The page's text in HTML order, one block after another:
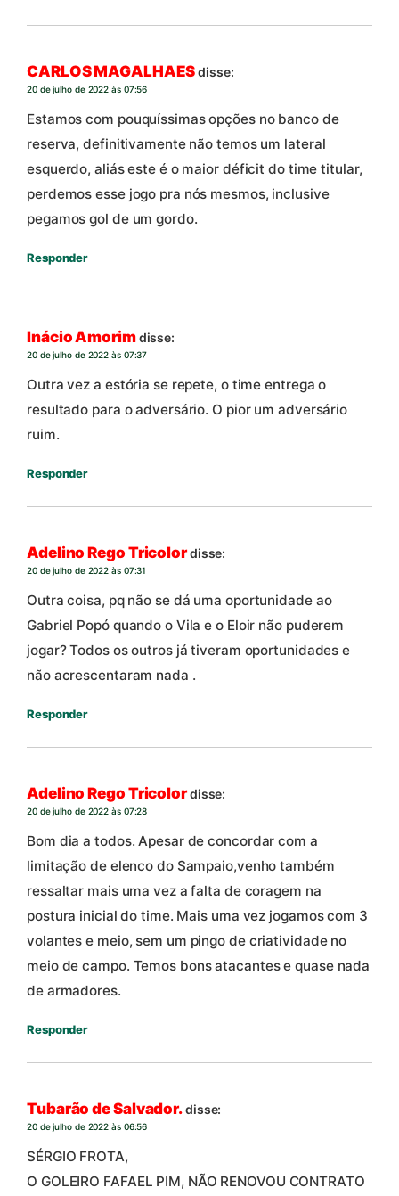
CARLOS MAGALHAESdisse:
20 de julho de 2022 às 07:56
Estamos com pouquíssimas opções no banco de
reserva, definitivamente não temos um lateral
esquerdo, aliás este é o maior déficit do time titular,
perdemos esse jogo pra nós mesmos, inclusive
pegamos gol de um gordo.
Responder
Inácio Amorimdisse:
20 de julho de 2022 às 07:37
Outra vez a estória se repete, o time entrega o
resultado para o adversário. O pior um adversário
ruim.
Responder
Adelino Rego Tricolordisse:
20 de julho de 2022 às 07:31
Outra coisa, pq não se dá uma oportunidade ao
Gabriel Popó quando o Vila e o Eloir não puderem
jogar? Todos os outros já tiveram oportunidades e
não acrescentaram nada .
Responder
Adelino Rego Tricolordisse:
20 de julho de 2022 às 07:28
Bom dia a todos. Apesar de concordar com a
limitação de elenco do Sampaio,venho também
ressaltar mais uma vez a falta de coragem na
postura inicial do time. Mais uma vez jogamos com 3
volantes e meio, sem um pingo de criatividade no
meio de campo. Temos bons atacantes e quase nada
de armadores.
Responder
Tubarão de Salvador.disse:
20 de julho de 2022 às 06:56
SÉRGIO FROTA,
O GOLEIRO FAFAEL PIM, NÃO RENOVOU CONTRATO